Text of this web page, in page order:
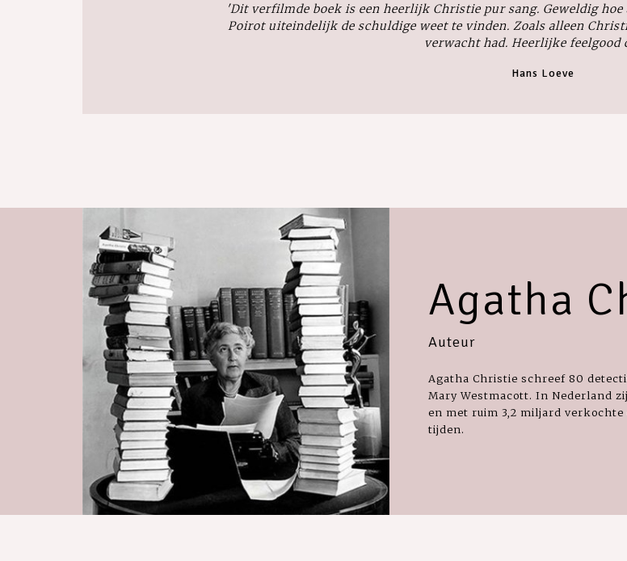
'Dit verfilmde boek is een heerlijk Christie pur sang. Geweldig
Poirot uiteindelijk de schuldige weet te vinden. Zoals alleen
verwacht had. Heerlijke feelgood
Hans Loeve
Agatha
Auteur
Agatha Christie schreef 80
Mary Westmacott. In Nederland
en met ruim 3,2 miljard
tijden.